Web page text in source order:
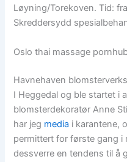
Løyning/Torekoven. Tid:
Skreddersydd
Oslo thai massage
Havnehaven
I Heggedal og ble startet i
blomsterdekoratør Anne
har jeg media i karantene,
permittert for første gang i
dessverre en tendens til å